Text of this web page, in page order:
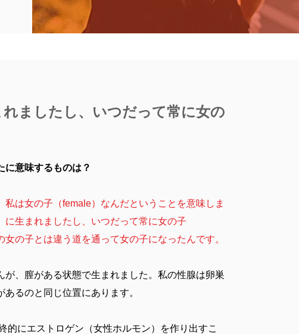
ましたし、いつだって常に女の
に意味するものは？
私は女の子（female）なんだということを意味しま
に生まれましたし、いつだって常に女の子
女の子とは違う道を通って女の子になったんです。
が、膣がある状態で生まれました。私の性腺は卵巣
るのと同じ位置にあります。
にエストロゲン（女性ホルモン）を作り出すこ